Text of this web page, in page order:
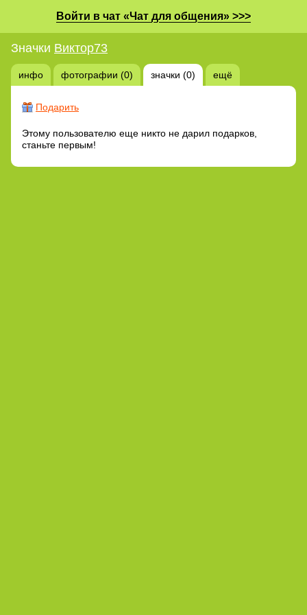
Войти в чат «Чат для общения» >>>
Значки Виктор73
инфо фотографии (0) значки (0) ещё
Подарить
Этому пользователю еще никто не дарил подарков,
станьте первым!